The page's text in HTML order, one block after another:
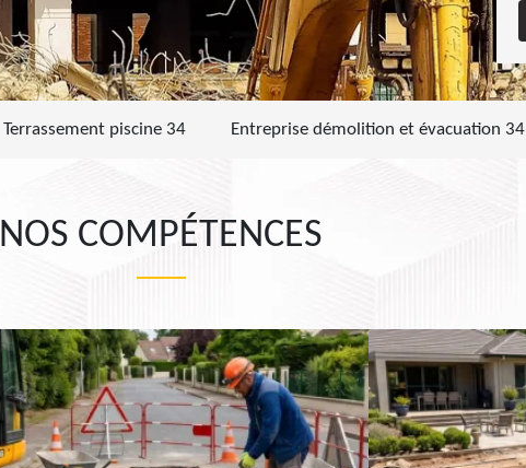
Terrassement piscine 34 Entreprise démolition et évacuation 34
NOS COMPÉTENCES